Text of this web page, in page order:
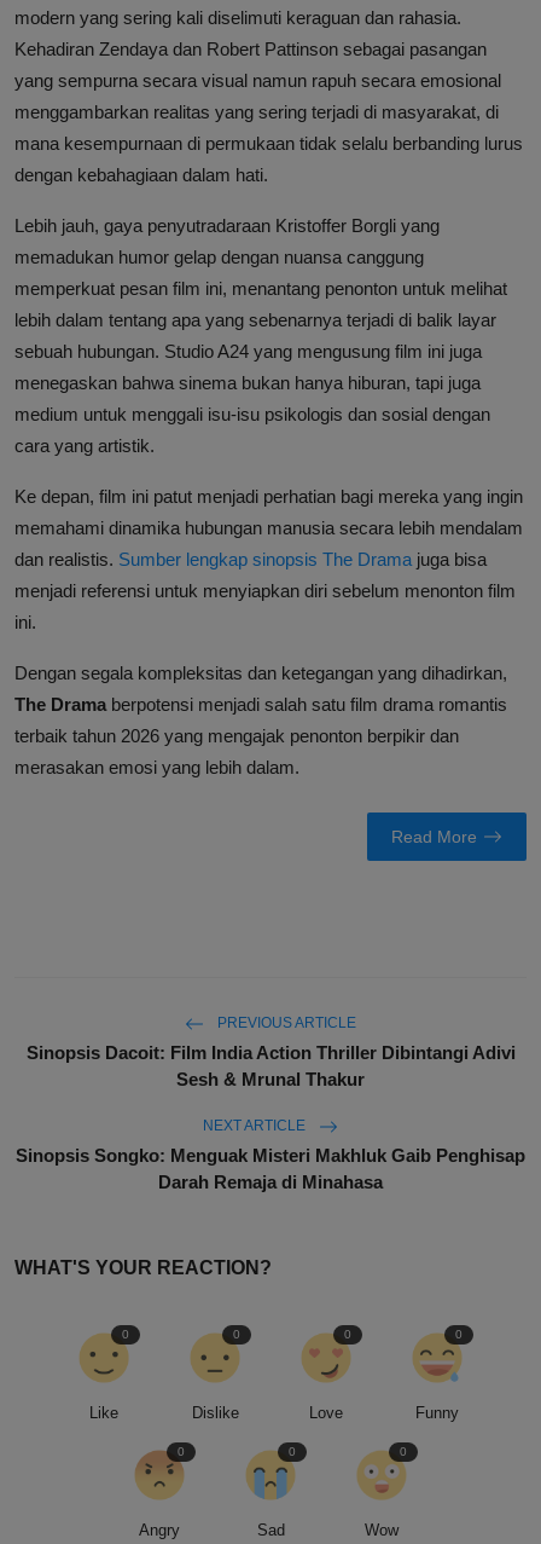
modern yang sering kali diselimuti keraguan dan rahasia.
Kehadiran Zendaya dan Robert Pattinson sebagai pasangan
yang sempurna secara visual namun rapuh secara emosional
menggambarkan realitas yang sering terjadi di masyarakat, di
mana kesempurnaan di permukaan tidak selalu berbanding lurus
dengan kebahagiaan dalam hati.
Lebih jauh, gaya penyutradaraan Kristoffer Borgli yang
memadukan humor gelap dengan nuansa canggung
memperkuat pesan film ini, menantang penonton untuk melihat
lebih dalam tentang apa yang sebenarnya terjadi di balik layar
sebuah hubungan. Studio A24 yang mengusung film ini juga
menegaskan bahwa sinema bukan hanya hiburan, tapi juga
medium untuk menggali isu-isu psikologis dan sosial dengan
cara yang artistik.
Ke depan, film ini patut menjadi perhatian bagi mereka yang ingin
memahami dinamika hubungan manusia secara lebih mendalam
dan realistis. Sumber lengkap sinopsis The Drama juga bisa
menjadi referensi untuk menyiapkan diri sebelum menonton film
ini.
Dengan segala kompleksitas dan ketegangan yang dihadirkan,
The Drama berpotensi menjadi salah satu film drama romantis
terbaik tahun 2026 yang mengajak penonton berpikir dan
merasakan emosi yang lebih dalam.
Read More
PREVIOUS ARTICLE
Sinopsis Dacoit: Film India Action Thriller Dibintangi Adivi
Sesh & Mrunal Thakur
NEXT ARTICLE
Sinopsis Songko: Menguak Misteri Makhluk Gaib Penghisap
Darah Remaja di Minahasa
WHAT'S YOUR REACTION?
Like
0
Dislike
0
Love
0
Funny
0
Angry
0
Sad
0
Wow
0